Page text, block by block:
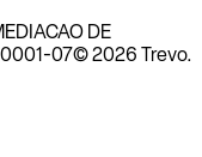
DE
0001-07© 2026 Trevo.